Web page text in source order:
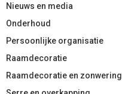
Nieuws en media
Onderhoud
Persoonlijke organisatie
Raamdecoratie
Raamdecoratie en zonwering